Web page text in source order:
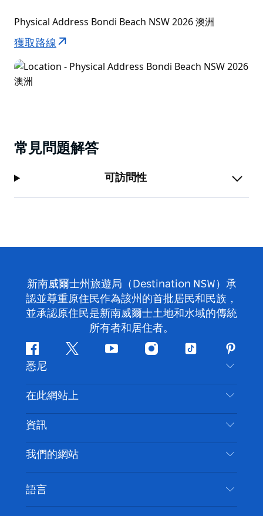
Physical Address Bondi Beach NSW 2026 澳洲
獲取路線
常見問題解答
可訪問性
新南威爾士州旅遊局（Destination NSW）承
認並尊重原住民作為該州的首批居民和民族，
並承認原住民是新南威爾士土地和水域的傳統
所有者和居住者。
Facebook嘰
喳
喳
Youtube Instagram
抖
悉尼
聯絡我們
免責聲明
隱私
Cookie 通知
在此網站上
目的地
要做的事情
新南威爾斯州公路旅行
活動
住宿
資訊
旅行資訊
無障礙悉尼
列出您的業務
我們的網站
語言